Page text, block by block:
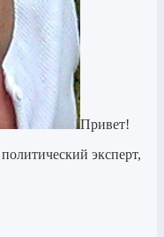
Привет!
эксперт,